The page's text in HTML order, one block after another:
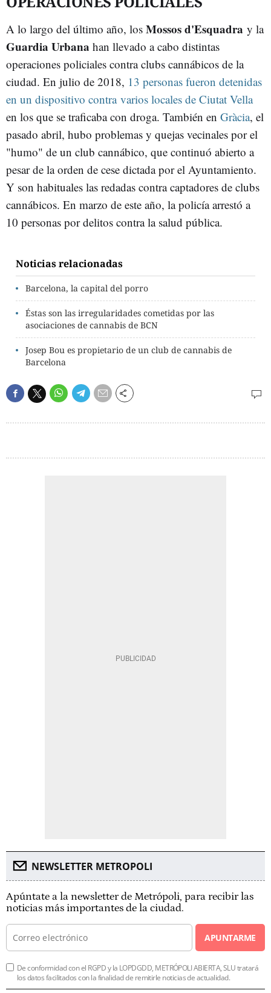
A lo largo del último año, los Mossos d'Esquadra y la
Guardia Urbana han llevado a cabo distintas
operaciones policiales contra clubs cannábicos de la
ciudad. En julio de 2018, 13 personas fueron detenidas
en un dispositivo contra varios locales de Ciutat Vella
en los que se traficaba con droga. También en Gràcia, el
pasado abril, hubo problemas y quejas vecinales por el
"humo" de un club cannábico, que continuó abierto a
pesar de la orden de cese dictada por el Ayuntamiento.
Y son habituales las redadas contra captadores de clubs
cannábicos. En marzo de este año, la policía arrestó a
10 personas por delitos contra la salud pública.
Noticias relacionadas
Barcelona, la capital del porro
Éstas son las irregularidades cometidas por las
asociaciones de cannabis de BCN
Josep Bou es propietario de un club de cannabis de
Barcelona
NEWSLETTER METROPOLI
Apúntate a la newsletter de Metrópoli, para recibir las
noticias más importantes de la ciudad.
APUNTARME
De conformidad con el RGPD y la LOPDGDD, METRÓPOLI ABIERTA, SLU tratará
los datos facilitados con la finalidad de remitirle noticias de actualidad.